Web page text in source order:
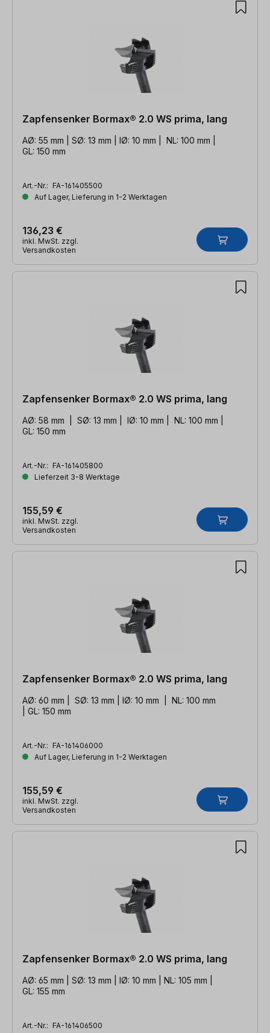
Zapfensenker Bormax® 2.0 WS prima, lang
AØ: 55 mm | SØ: 13 mm | IØ: 10 mm | NL: 100 mm |
GL: 150 mm
Art.-Nr.: FA-161405500
Auf Lager, Lieferung in 1-2 Werktagen
136,23 €
inkl. MwSt. zzgl.
Versandkosten
Zapfensenker Bormax® 2.0 WS prima, lang
AØ: 58 mm | SØ: 13 mm | IØ: 10 mm | NL: 100 mm |
GL: 150 mm
Art.-Nr.: FA-161405800
Lieferzeit 3-8 Werktage
155,59 €
inkl. MwSt. zzgl.
Versandkosten
Zapfensenker Bormax® 2.0 WS prima, lang
AØ: 60 mm | SØ: 13 mm | IØ: 10 mm | NL: 100 mm
| GL: 150 mm
Art.-Nr.: FA-161406000
Auf Lager, Lieferung in 1-2 Werktagen
155,59 €
inkl. MwSt. zzgl.
Versandkosten
Zapfensenker Bormax® 2.0 WS prima, lang
AØ: 65 mm | SØ: 13 mm | IØ: 10 mm | NL: 105 mm |
GL: 155 mm
Art.-Nr.: FA-161406500